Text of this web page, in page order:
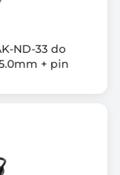
ND-33 do
+ pin